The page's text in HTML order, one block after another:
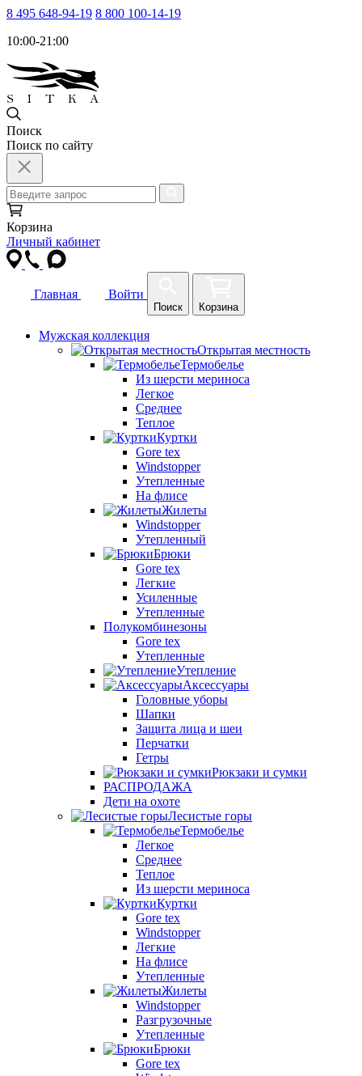
8 495 648-94-19 8 800 100-14-19
10:00-21:00
Поиск
Поиск по сайту
Корзина
Личный кабинет
Главная Войти
Поиск Корзина
Мужская коллекция
Открытая местность
Термобелье
Из шерсти мериноса
Легкое
Среднее
Теплое
Куртки
Gore tex
Windstopper
Утепленные
На флисе
Жилеты
Windstopper
Утепленный
Брюки
Gore tex
Легкие
Усиленные
Утепленные
Полукомбинезоны
Gore tex
Утепленные
Утепление
Аксессуары
Головные уборы
Шапки
Защита лица и шеи
Перчатки
Гетры
Рюкзаки и сумки
РАСПРОДАЖА
Дети на охоте
Лесистые горы
Термобелье
Легкое
Среднее
Теплое
Из шерсти мериноса
Куртки
Gore tex
Windstopper
Легкие
На флисе
Утепленные
Жилеты
Windstopper
Разгрузочные
Утепленные
Брюки
Gore tex